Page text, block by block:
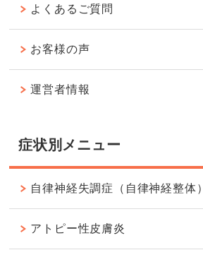
よくあるご質問
お客様の声
運営者情報
症状別メニュー
自律神経失調症（自律神経整体）
アトピー性皮膚炎